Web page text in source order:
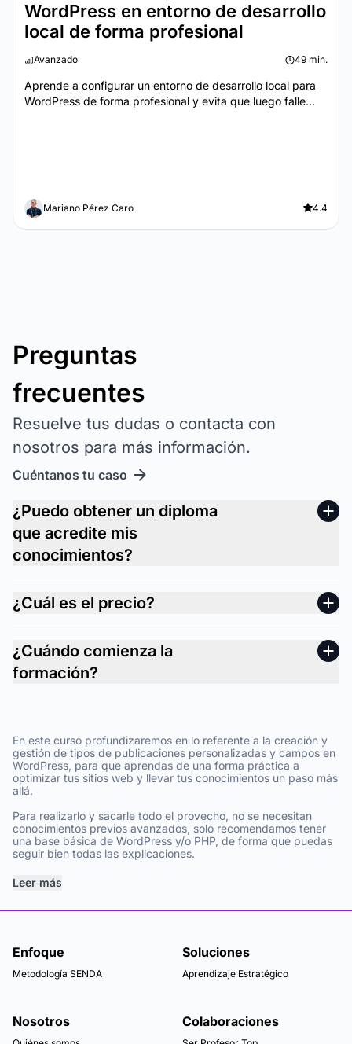
WordPress en entorno de desarrollo
local de forma profesional
Avanzado 49 min.
Aprende a configurar un entorno de desarrollo local para
WordPress de forma profesional y evita que luego falle...
Mariano Pérez Caro 4.4
Preguntas
frecuentes
Resuelve tus dudas o contacta con
nosotros para más información.
Cuéntanos tu caso
¿Puedo obtener un diploma
que acredite mis
conocimientos?
¿Cuál es el precio?
¿Cuándo comienza la
formación?
En este curso profundizaremos en lo referente a la creación y
gestión de tipos de publicaciones personalizadas y campos en
WordPress, para que aprendas de una forma práctica a
optimizar tus sitios web y llevar tus conocimientos un paso más
allá.
Para realizarlo y sacarle todo el provecho, no se necesitan
conocimientos previos avanzados, solo recomendamos tener
una base básica de WordPress y/o PHP, de forma que puedas
seguir bien todas las explicaciones.
Leer más
Enfoque
Metodología SENDA
Soluciones
Aprendizaje Estratégico
Nosotros Colaboraciones